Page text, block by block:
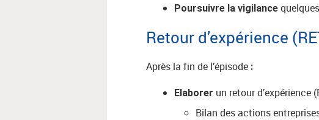
Poursuivre la vigilance
Retour d’expérience
Après la fin de l’épisode :
Elaborer un retour d’expérience
Bilan des actions